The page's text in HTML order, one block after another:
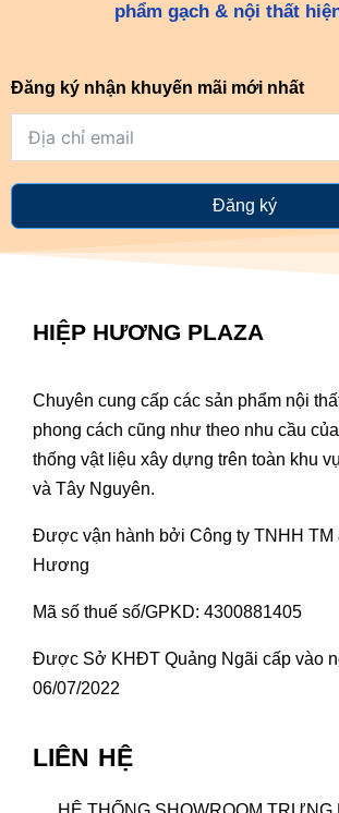
phẩm gạch & nội thất
Đăng ký nhận khuyến mãi mới nhất
Đăng ký
HIỆP HƯƠNG PLAZA
Chuyên cung cấp các sản phẩm nội
phong cách cũng như theo nhu cầu
thống vật liệu xây dựng trên toàn khu
và Tây Nguyên.
Được vận hành bởi Công ty TNHH TM
Hương
Mã số thuế số/GPKD: 4300881405
Được Sở KHĐT Quảng Ngãi cấp vào
06/07/2022
LIÊN HỆ